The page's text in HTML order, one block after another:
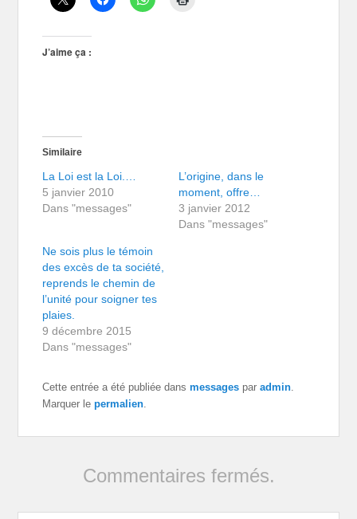
J’aime ça :
Similaire
La Loi est la Loi.…
5 janvier 2010
Dans "messages"
L’origine, dans le
moment, offre…
3 janvier 2012
Dans "messages"
Ne sois plus le témoin
des excès de ta société,
reprends le chemin de
l’unité pour soigner tes
plaies.
9 décembre 2015
Dans "messages"
Cette entrée a été publiée dansmessages paradmin.
Marquer lepermalien.
Commentaires fermés.